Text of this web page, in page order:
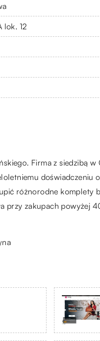
lok. 12
Firma z siedzibą
różnorodne komplety
zakupach powyżej